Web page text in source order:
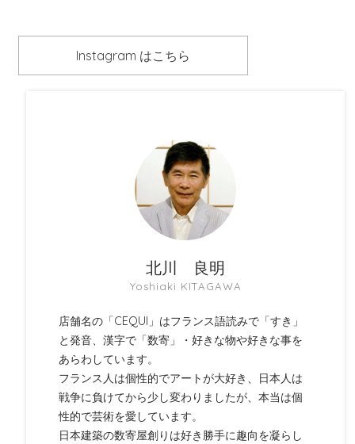
Instagram はこちら
北川 良明
Yoshiaki KITAGAWA
店舗名の「CEQUI」はフランス語読みで「すき」
と発音、漢字で「数寄」・好きな物や好きな事を
あらわしています。
フランス人は個性的でアートが大好き、日本人は
戦争に負けてから少し変わりましたが、本当は個
性的で芸術を愛しています。
日本建築の数寄屋創りは好き勝手に趣向を凝らし